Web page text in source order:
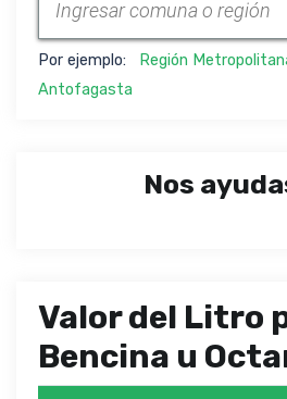
Por ejemplo: Región
Antofagasta
Nos
Valor del Litro
Bencina u